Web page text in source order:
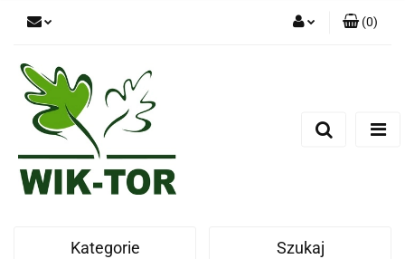
(0)
Kategorie Szukaj